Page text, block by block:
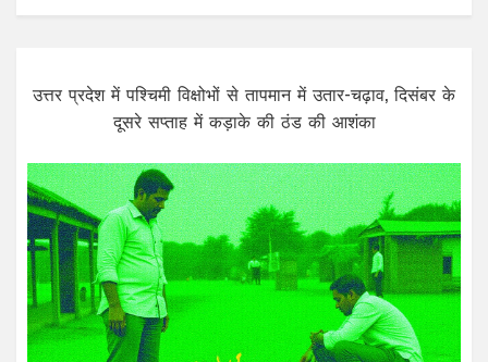
उत्तर प्रदेश में पश्चिमी विक्षोभों से तापमान में उतार-चढ़ाव, दिसंबर के
दूसरे सप्ताह में कड़ाके की ठंड की आशंका